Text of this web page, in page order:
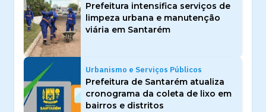
Prefeitura intensifica serviços de
limpeza urbana e manutenção
viária em Santarém
Urbanismo e Serviços Públicos
Prefeitura de Santarém atualiza
cronograma da coleta de lixo em
bairros e distritos